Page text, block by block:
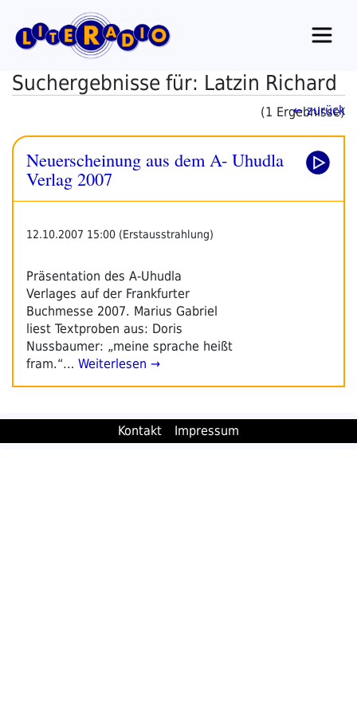
Inhalt
springen
Suchergebnisse für: Latzin Richard
(1 Ergebnisse)
← zurück
Neuerscheinung aus dem A- Uhudla
Verlag 2007
12.10.2007 15:00 (Erstausstrahlung)
Präsentation des A-Uhudla
Verlages auf der Frankfurter
Buchmesse 2007. Marius Gabriel
liest Textproben aus: Doris
Nussbaumer: „meine sprache heißt
fram.“… Weiterlesen →
Kontakt Impressum